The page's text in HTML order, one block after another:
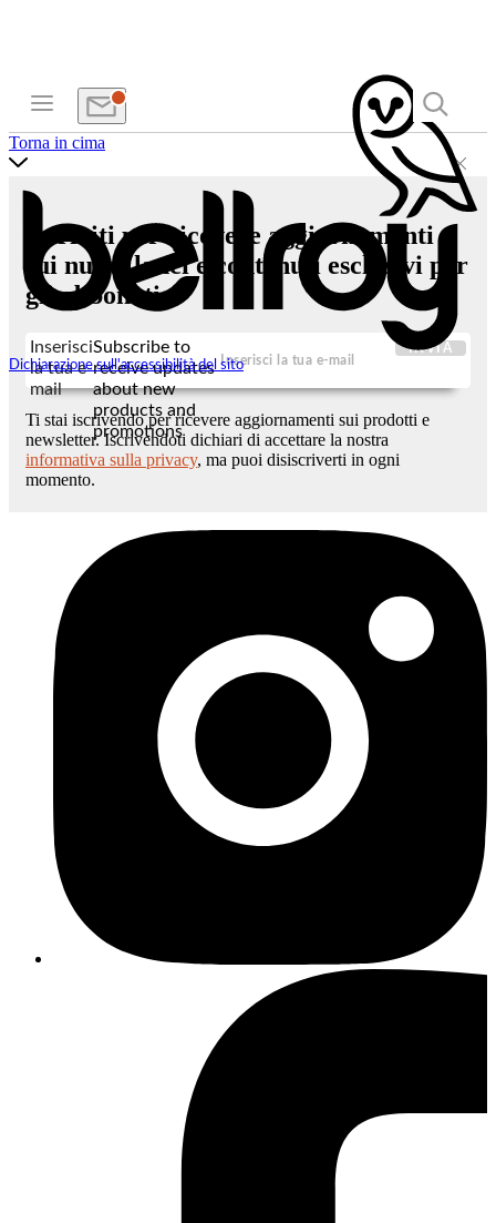
Dichiarazione sull'accessibilità del sito
Torna in cima
Iscriviti per ricevere aggiornamenti
sui nuovi lanci e contenuti esclusivi per
gli abbonati.
Inserisci
la tua e-
mail
Subscribe to
receive updates
about new
products and
promotions
INVIA
Ti stai iscrivendo per ricevere aggiornamenti sui prodotti e
newsletter. Iscrivendoti dichiari di accettare la nostra
informativa sulla privacy, ma puoi disiscriverti in ogni
momento.